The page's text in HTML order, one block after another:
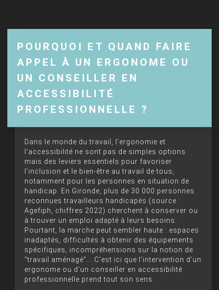
POURQUOI ET QUAND FAIRE
APPEL À UN ERGONOME OU
UN CONSEILLER EN
ACCESSIBILITÉ
PROFESSIONNELLE ?
Dans le monde du travail, l’ergonomie et
l’accessibilité ne sont pas de simples options
mais des leviers essentiels pour favoriser
l’inclusion et le bien-être au travail de tous,
notamment pour les personnes en situation de
handicap. En Gironde, plus de 30 000 personnes
reconnues travailleurs handicapés (source :
Agefiph, chiffres 2022) cherchent à conserver ou
à trouver un emploi adapté à leurs besoins.
Pourtant, la marche peut sembler haute : espaces
inadaptés, difficultés à obtenir des équipements
spécifiques, incompréhensions sur la notion de
“travail aménagé”... C’est ici que l’intervention d’un
ergonome ou d’un conseiller en accessibilité
professionnelle prend tout son sens.